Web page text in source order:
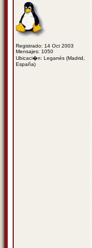
Registrado: 14 Oct 2003
Mensajes: 1050
Ubicaci�n: Leganés (Madrid,
España)